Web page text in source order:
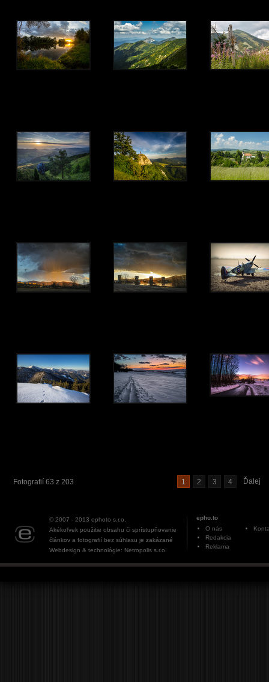
Fotografií 63 z 203 1 2 3 4 Ďalej
© 2007 - 2013 ephoto s.r.o.
Akékoľvek použitie obsahu či sprístupňovanie
článkov a fotografií bez súhlasu je zakázané
Webdesign & technológie: Netropolis s.r.o.
epho.to
O nás
Redakcia
Reklama